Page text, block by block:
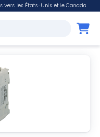
vers les États-Unis et le Canada